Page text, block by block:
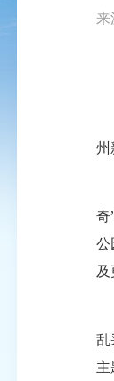
来
州
奇
公
及
乱
主